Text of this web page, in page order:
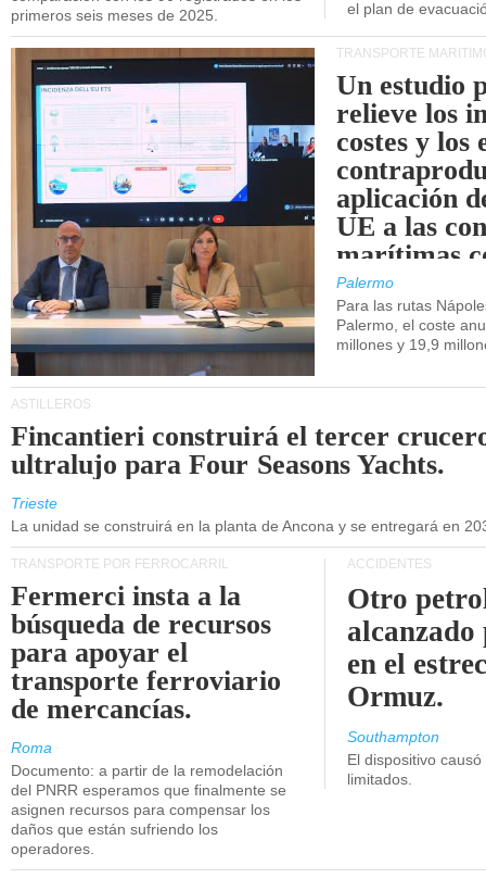
primeros seis meses de 2025.
el plan de
TRANSPORTE
Un estudio
relieve los
costes y los
aplicación
UE a las
marítimas
de Sicilia.
Palermo
Para las rutas
Palermo, el coste
millones y 19,9
ASTILLEROS
Fincantieri construirá el tercer
ultralujo para Four Seasons Yachts.
Trieste
La unidad se construirá en la planta de Ancona y se entregará en
TRANSPORTE POR FERROCARRIL
Fermerci insta a la
búsqueda de recursos
para apoyar el
transporte ferroviario
de mercancías.
Roma
Documento: a partir de la remodelación
del PNRR esperamos que finalmente se
asignen recursos para compensar los
daños que están sufriendo los
operadores.
ACCIDENTES
Otro
en el
Ormuz.
Southampton
El dispositivo
limitados.